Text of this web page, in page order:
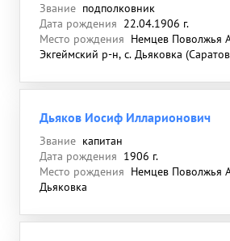
Звание подполковник
Дата рождения 22.04.1906 г.
Место рождения Немцев Поволжья
Экгеймский р-н, с. Дьяковка
Дьяков Иосиф Илларионович
Звание капитан
Дата рождения 1906 г.
Место рождения Немцев Поволжья
Дьяковка